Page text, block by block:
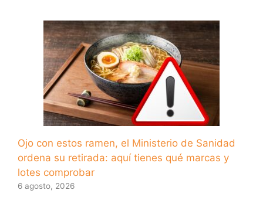
Ojo con estos ramen, el Ministerio de Sanidad
ordena su retirada: aquí tienes qué marcas y
lotes comprobar
6 agosto, 2026